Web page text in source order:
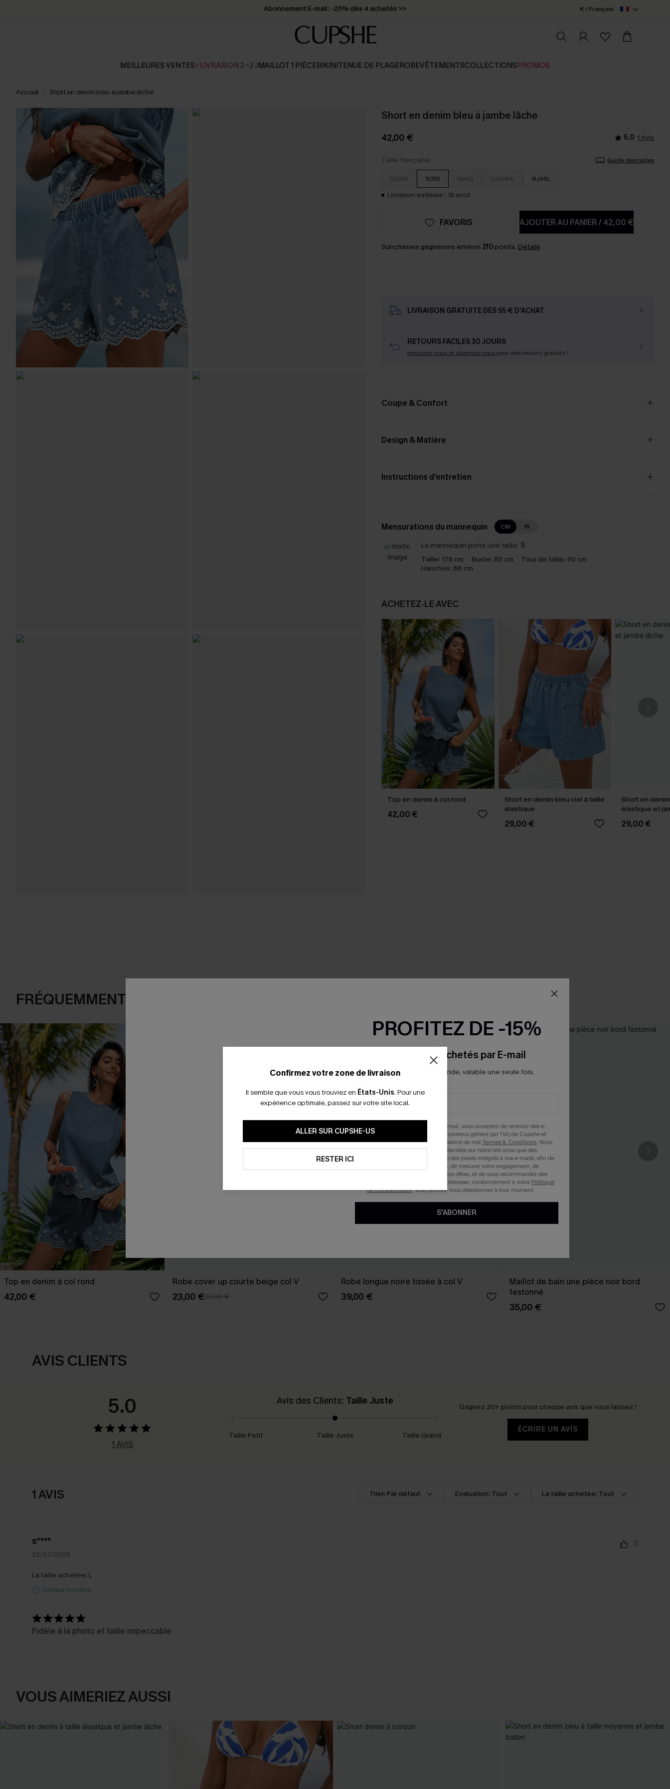
Abonnement E-mail : -25% dès 4 achetés >> € / Français
MEILLEURES VENTES⚡LIVRAISON 2-3 JMAILLOT 1 PIÈCEBIKINITENUE DE PLAGEROBEVÊTEMENTSCOLLECTIONSPROMOS
Accueil Short en denim bleu à jambe lâche
Short en denim bleu à jambe lâche
42,00 € 5.0 1 Avis
Taille française Guide des tailles
XS(36) S(38) M(40) L(42/44) XL(46)
Livraison estimée : 19 août
AJOUTER AU PANIER/42,00 €
FAVORIS
Sunchasers gagnerons environ 210points. Détails
LIVRAISON GRATUITE DÈS 55 € D'ACHAT
RETOURS FACILES 30 JOURS
Inscrivez-vous et abonnez-vous pour des retours gratuits !
Coupe & Confort
Design & Matière
Instructions d’entretien
Mensurations du mannequin CM IN
Le mannequin porte une taille: S
Taille: 176 cm Buste: 85 cm Tour de taille: 60 cm
Hanches: 88 cm
ACHETEZ‑LE AVEC
Top en denim à col rond
42,00 €
Short en denim bleu ciel à taille
élastique
29,00 €
Short en
élastique et
29,00 €
FRÉQUEMMENT ACHETÉS ENSEMBLE
Top en denim à col rond
42,00 €
Robe cover up courte beige col V
23,00 €27,00 €
Robe longue noire tissée à col V
39,00 €
Maillot de bain une pièce noir bord
festonné
35,00 €
AVIS CLIENTS
5.0
1 AVIS
Avis des Clients: Taille Juste
Taille Petit Taille Juste Taille Grand
Gagnez 30+ points pour chaque avis que vous laissez !
ÉCRIRE UN AVIS
1 AVIS Trier: Par défaut Évaluation: Tout La taille achetée: Tout
s****
22/07/2026
La taille achetée: L
Critique Incitative
0
Fidèle à la photo et taille impeccable
VOUS AIMERIEZ AUSSI
Confirmez votre zone de livraison
Il semble que vous vous trouviez en États-Unis. Pour une
expérience optimale, passez sur votre site local.
ALLER SUR CUPSHE-US
RESTER ICI
PROFITEZ DE -15%
-15% dès 2 Achetés par E-mail
*Un code par commande, valable une seule fois.
En soumettant votre adresse e-mail, vous acceptez de recevoir des e-
mails marketing (y compris du contenu généré par l'IA) de Cupshe et
reconnaissez avoir pris connaissance de nosTermes & Conditions. Nous
pouvons utiliser les données collectées sur notre site ainsi que des
technologies de suivi, telles que des pixels intégrés à nos e-mails, afin de
savoir si ceux-ci ont été ouverts, de mesurer votre engagement, de
personnaliser nos contenus et nos offres, et de vous recommander des
produits susceptibles de vous intéresser, conformément à notre Politique
de confidentialité. Vous pouvez vous désabonner à tout moment.
S'ABONNER